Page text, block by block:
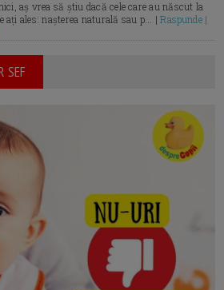
aș vrea să știu dacă cele care au născut la
ați ales: nașterea naturală sau p... |Raspunde |
SEF